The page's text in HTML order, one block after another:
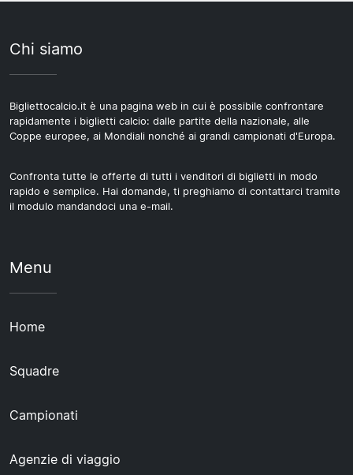
Chi siamo
Bigliettocalcio.it è una pagina web in cui è possibile confrontare
rapidamente i biglietti calcio: dalle partite della nazionale, alle
Coppe europee, ai Mondiali nonché ai grandi campionati d'Europa.
Confronta tutte le offerte di tutti i venditori di biglietti in modo
rapido e semplice. Hai domande, ti preghiamo di contattarci tramite
il modulo mandandoci una e-mail.
Menu
Home
Squadre
Campionati
Agenzie di viaggio